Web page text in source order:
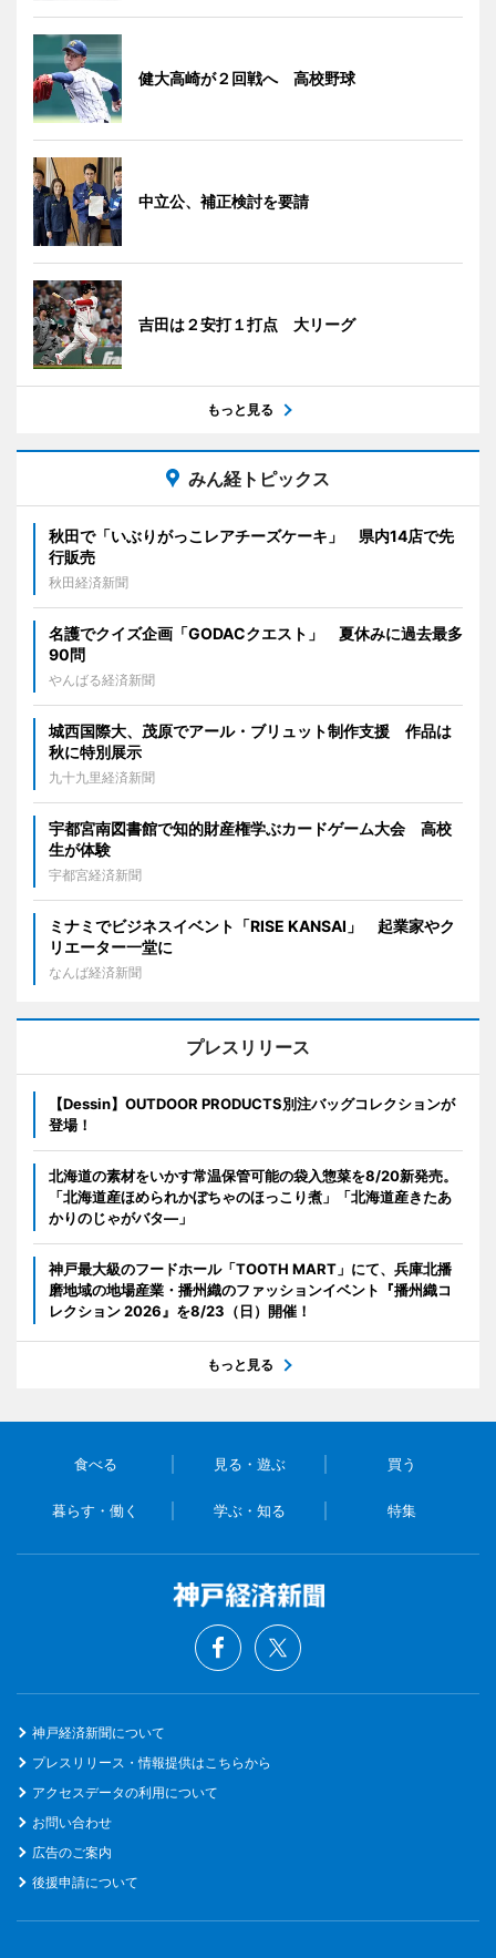
健大高崎が２回戦へ 高校野球
中立公、補正検討を要請
吉田は２安打１打点 大リーグ
もっと見る
みん経トピックス
秋田で「いぶりがっこレアチーズケーキ」 県内14店で先
行販売
秋田経済新聞
名護でクイズ企画「GODACクエスト」 夏休みに過去最多
90問
やんばる経済新聞
城西国際大、茂原でアール・ブリュット制作支援 作品は
秋に特別展示
九十九里経済新聞
宇都宮南図書館で知的財産権学ぶカードゲーム大会 高校
生が体験
宇都宮経済新聞
ミナミでビジネスイベント「RISE KANSAI」 起業家やク
リエーター一堂に
なんば経済新聞
プレスリリース
【Dessin】OUTDOOR PRODUCTS別注バッグコレクションが
登場！
北海道の素材をいかす常温保管可能の袋入惣菜を8/20新発売。
「北海道産ほめられかぼちゃのほっこり煮」「北海道産きたあ
かりのじゃがバタ―」
神戸最大級のフードホール「TOOTH MART」にて、兵庫北播
磨地域の地場産業・播州織のファッションイベント『播州織コ
レクション 2026』を8/23（日）開催！
もっと見る
食べる 見る・遊ぶ 買う
暮らす・働く 学ぶ・知る 特集
神戸経済新聞について
プレスリリース・情報提供はこちらから
アクセスデータの利用について
お問い合わせ
広告のご案内
後援申請について